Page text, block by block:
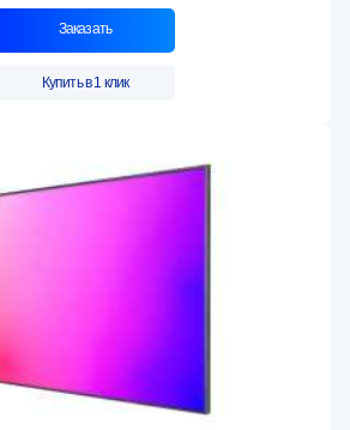
Заказать
Купить в 1 клик